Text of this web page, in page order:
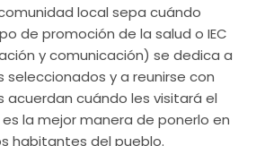
local sepa cuándo
de promoción de la salud o IEC
y comunicación) se dedica a
seleccionados y a reunirse con
acuerdan cuándo les visitará el
la mejor manera de ponerlo en
habitantes del pueblo.